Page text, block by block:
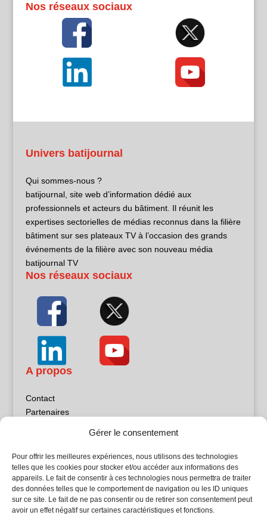
Gérer le consentement
Pour offrir les meilleures expériences, nous utilisons des technologies
telles que les cookies pour stocker et/ou accéder aux informations des
appareils. Le fait de consentir à ces technologies nous permettra de traiter
des données telles que le comportement de navigation ou les ID uniques
sur ce site. Le fait de ne pas consentir ou de retirer son consentement peut
avoir un effet négatif sur certaines caractéristiques et fonctions.
Nos réseaux sociaux
Univers batijournal
Qui sommes-nous ?
batijournal, site web d’information dédié aux
professionnels et acteurs du bâtiment. Il réunit les
expertises sectorielles de médias reconnus dans la filière
bâtiment sur ses plateaux TV à l’occasion des grands
événements de la filière avec son nouveau média
batijournal TV
Nos réseaux sociaux
A propos
Contact
Partenaires
Politique de confidentialité
Sites partenaires
5Façades
Atrium Patrimoine